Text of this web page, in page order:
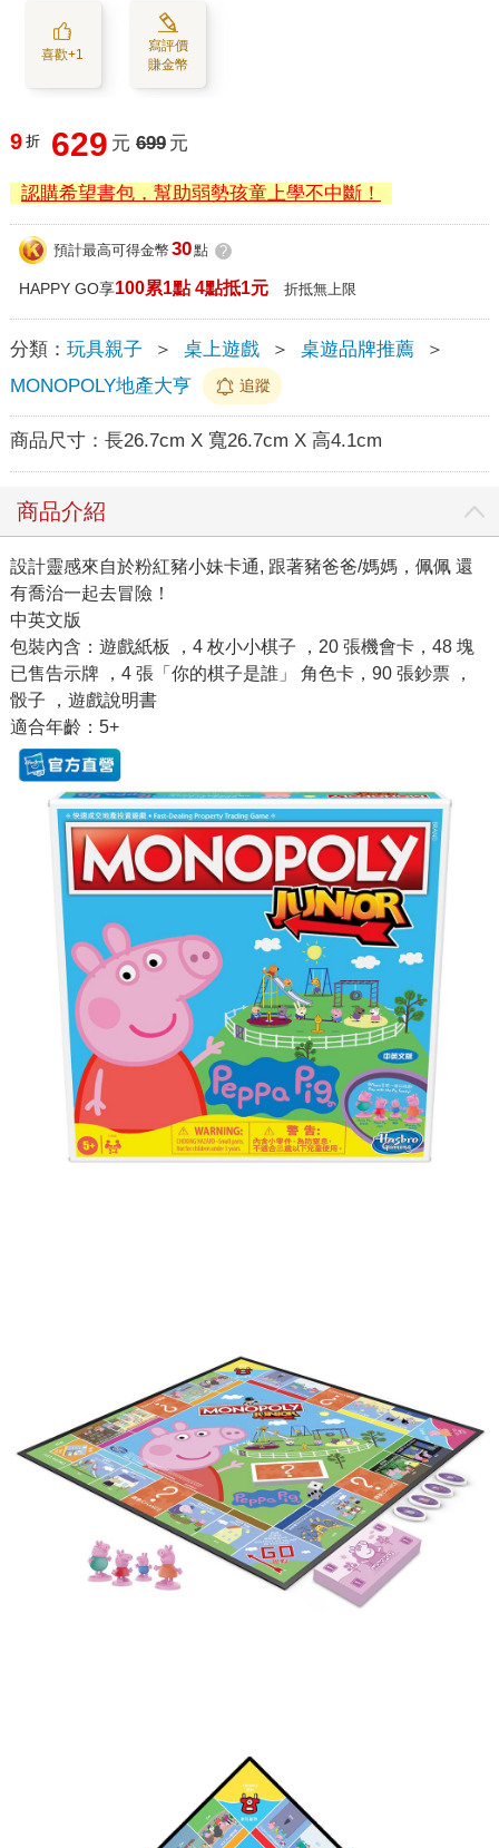
喜歡+1
寫評價
賺金幣
9 折 629 元 699 元
認購希望書包，幫助弱勢孩童上學不中斷！
預計最高可得金幣 30點 ?
HAPPY GO享100累1點 4點抵1元 折抵無上限
分類： 玩具親子 ＞ 桌上遊戲 ＞ 桌遊品牌推薦
＞
MONOPOLY地產大亨
追蹤
商品尺寸： 長26.7cm X 寬26.7cm X 高4.1cm
商品介紹
設計靈感來自於粉紅豬小妹卡通, 跟著豬爸爸/媽媽，佩佩 還
有喬治一起去冒險！
中英文版
包裝內含：遊戲紙板 ，4 枚小小棋子 ，20 張機會卡，48 塊
已售告示牌 ，4 張「你的棋子是誰」 角色卡，90 張鈔票 ，
骰子 ，遊戲說明書
適合年齡：5+